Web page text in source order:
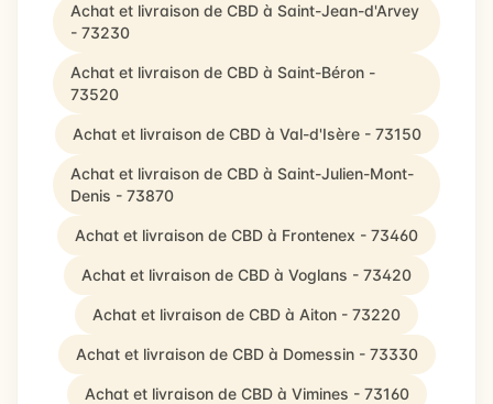
Achat et livraison de CBD à Saint-Jean-d'Arvey
- 73230
Achat et livraison de CBD à Saint-Béron -
73520
Achat et livraison de CBD à Val-d'Isère - 73150
Achat et livraison de CBD à Saint-Julien-Mont-
Denis - 73870
Achat et livraison de CBD à Frontenex - 73460
Achat et livraison de CBD à Voglans - 73420
Achat et livraison de CBD à Aiton - 73220
Achat et livraison de CBD à Domessin - 73330
Achat et livraison de CBD à Vimines - 73160